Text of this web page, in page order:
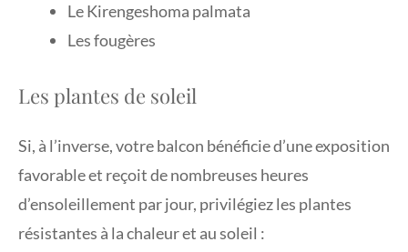
Le Kirengeshoma palmata
Les fougères
Les plantes de soleil
Si, à l’inverse, votre balcon bénéficie d’une exposition
favorable et reçoit de nombreuses heures
d’ensoleillement par jour, privilégiez les plantes
résistantes à la chaleur et au soleil :